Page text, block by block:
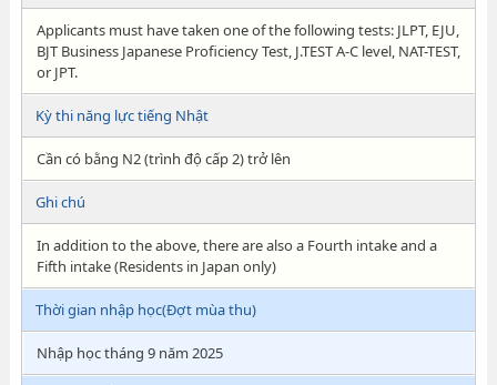
Applicants must have taken one of the following tests: JLPT, EJU,
BJT Business Japanese Proficiency Test, J.TEST A-C level, NAT-TEST,
or JPT.
Kỳ thi năng lực tiếng Nhật
Cần có bằng N2 (trình độ cấp 2) trở lên
Ghi chú
In addition to the above, there are also a Fourth intake and a
Fifth intake (Residents in Japan only)
Thời gian nhập học(Đợt mùa thu)
Nhập học tháng 9 năm 2025